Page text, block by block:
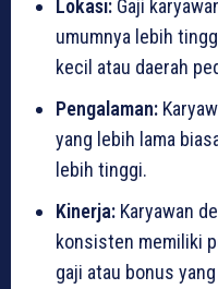
Lokasi: Gaji
umumnya lebih
kecil atau daerah
Pengalaman:
yang lebih lama
lebih tinggi.
Kinerja: Karyawan
konsisten memiliki
gaji atau bonus